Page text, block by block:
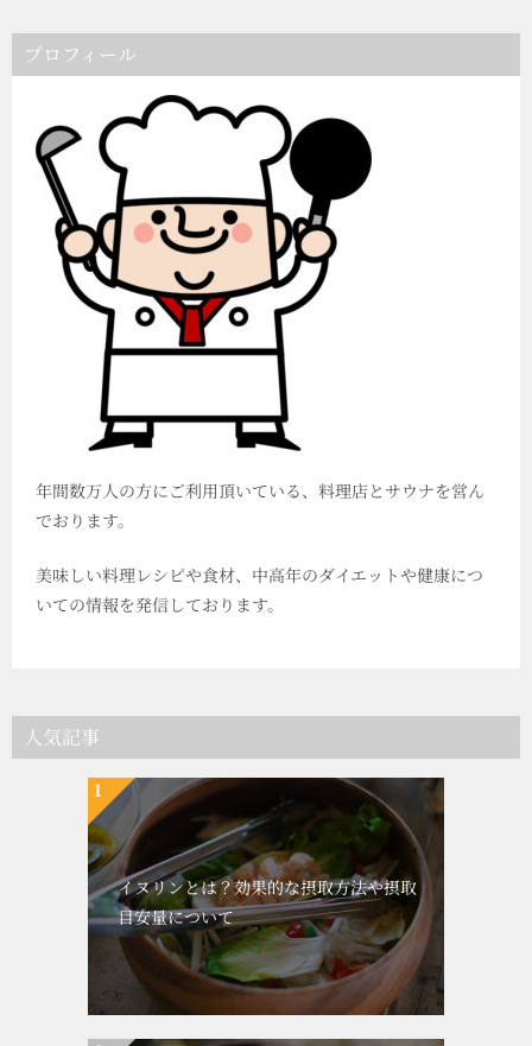
プロフィール
年間数万人の方にご利用頂いている、料理店とサウナを営ん
でおります。
美味しい料理レシピや食材、中高年のダイエットや健康につ
いての情報を発信しております。
人気記事
イヌリンとは？効果的な摂取方法や摂取
目安量について